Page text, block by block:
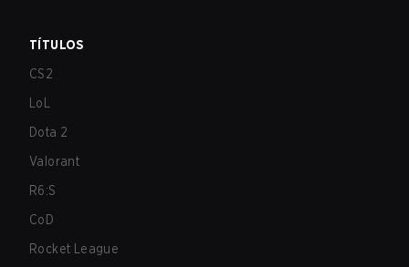
TÍTULOS
CS2
LoL
Dota 2
Valorant
R6:S
CoD
Rocket League